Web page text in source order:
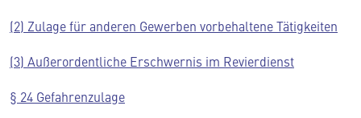
(2) Zulage für anderen Gewerben vorbehaltene Tätigkeiten
(3) Außerordentliche Erschwernis im Revierdienst
§ 24 Gefahrenzulage